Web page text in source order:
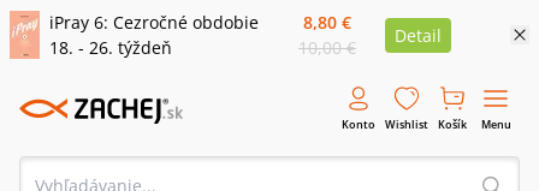
iPray 6: Cezročné obdobie
18. - 26. týždeň
8,80 €
10,00 €
Detail
Konto Wishlist Košík Menu